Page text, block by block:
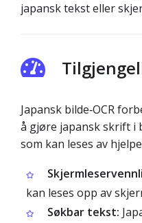
japansk tekst eller
Japansk bilde‑OCR
å gjøre japansk skrift i
som kan leses av
kan leses opp av
Søkbar tekst: